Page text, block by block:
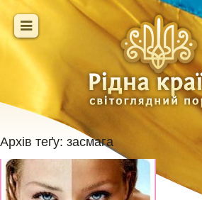
Архів теґу: засмага